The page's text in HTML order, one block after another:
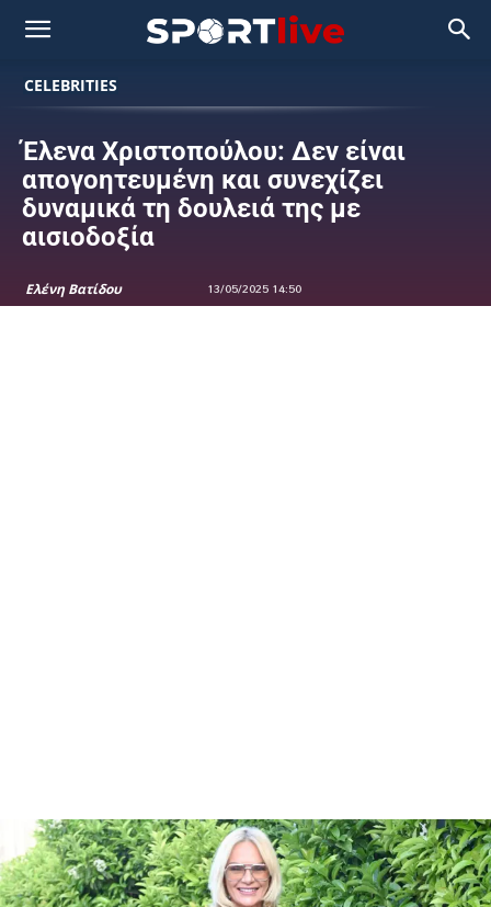
CELEBRITIES
Έλενα Χριστοπούλου: Δεν είναι
απογοητευμένη και συνεχίζει
δυναμικά τη δουλειά της με
αισιοδοξία
Ελένη Βατίδου 13/05/2025 14:50